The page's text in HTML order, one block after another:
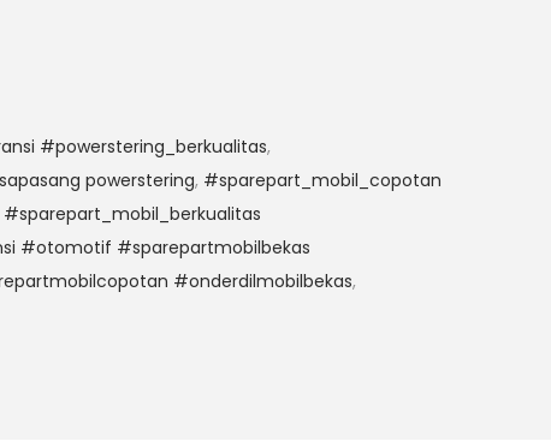
#powerstering_berkualitas,
powerstering, #sparepart_mobil_copotan
#otomotif #sparepartmobilbekas
#onderdilmobilbekas,